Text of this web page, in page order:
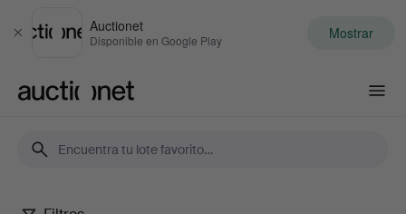
Cerrar
Auctionet
Disponible en Google Play Mostrar